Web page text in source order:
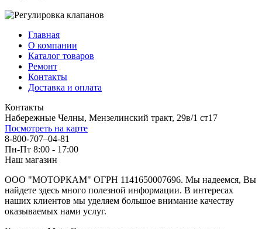
Главная
О компании
Каталог товаров
Ремонт
Контакты
Доставка и оплата
Контакты
Набережные Челны, Мензелинский тракт, 29в/1 ст17
Посмотреть на карте
8-800-707–04-81
Пн-Пт 8:00 - 17:00
Наш магазин
ООО "МОТОРКАМ" ОГРН 1141650007696. Мы надеемся, Вы
найдете здесь много полезной информации. В интересах
наших клиентов мы уделяем большое внимание качеству
оказываемых нами услуг.